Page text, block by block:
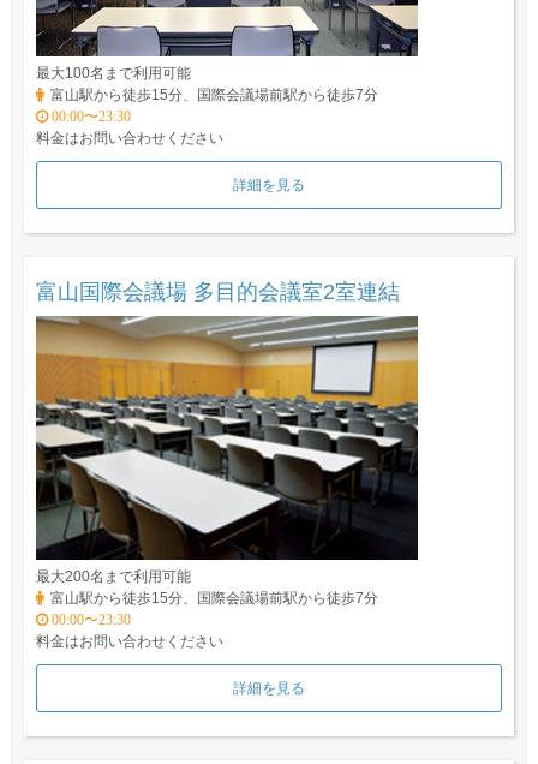
最大100名まで利用可能
富山駅から徒歩15分、国際会議場前駅から徒歩7分
00:00〜23:30
料金はお問い合わせください
詳細を見る
富山国際会議場 多目的会議室2室連結
最大200名まで利用可能
富山駅から徒歩15分、国際会議場前駅から徒歩7分
00:00〜23:30
料金はお問い合わせください
詳細を見る